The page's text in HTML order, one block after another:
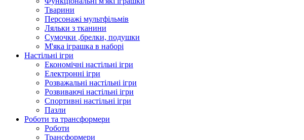
Тварини
Персонажі мультфільмів
Ляльки з тканини
Сумочки ,брелки, подушки
М'яка іграшка в наборі
Настільні ігри
Економічні настільні ігри
Електронні ігри
Розважальні настільні ігри
Розвиваючі настільні ігри
Спортивні настільні ігри
Пазли
Роботи та трансформери
Роботи
Трансформери